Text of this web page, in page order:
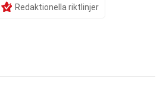
Redaktionella riktlinjer